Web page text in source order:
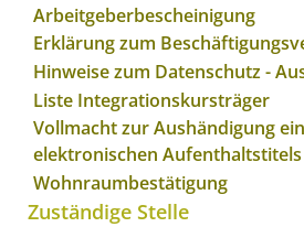
Arbeitgeberbescheinigung
Erklärung zum
Hinweise zum Datenschutz -
Liste Integrationskursträger
Vollmacht zur Aushändigung
elektronischen Aufenthaltstitels
Wohnraumbestätigung
Zuständige Stelle